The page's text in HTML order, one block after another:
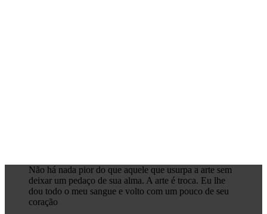
Não há nada pior do que aquele que usurpa a arte sem
deixar um pedaço de sua alma. A arte é troca. Eu lhe
dou todo o meu sangue e volto com um pouco de seu
coração